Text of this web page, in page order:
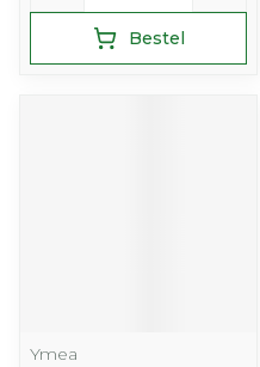
Bestel
Ymea